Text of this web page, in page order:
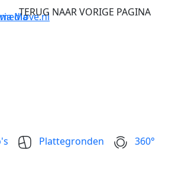
TERUG NAAR VORIGE PAGINA
Move.nl
Plattegronden
360°